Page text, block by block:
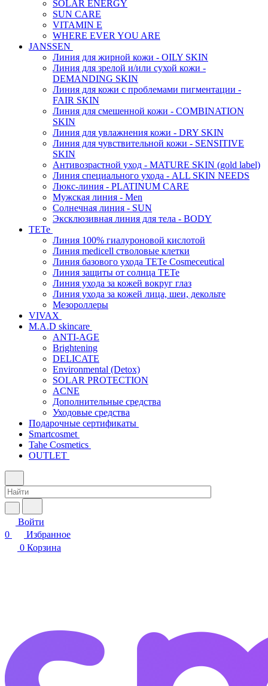
SOLAR ENERGY
SUN CARE
VITAMIN E
WHERE EVER YOU ARE
JANSSEN
Линия для жирной кожи - OILY SKIN
Линия для зрелой и/или сухой кожи -
DEMANDING SKIN
Линия для кожи с проблемами пигментации -
FAIR SKIN
Линия для смешенной кожи - COMBINATION
SKIN
Линия для увлажнения кожи - DRY SKIN
Линия для чувствительной кожи - SENSITIVE
SKIN
Антивозрастной уход - MATURE SKIN (gold label)
Линия специального ухода - ALL SKIN NEEDS
Люкс-линия - PLATINUM CARE
Мужская линия - Men
Солнечная линия - SUN
Эксклюзивная линия для тела - BODY
TETe
Линия 100% гиалуроновой кислотой
Линия medicell стволовые клетки
Линия базового ухода TETe Cosmeceutical
Линия защиты от солнца TETe
Линия ухода за кожей вокруг глаз
Линия ухода за кожей лица, шеи, декольте
Мезороллеры
VIVAX
M.A.D skincare
ANTI-AGE
Brightening
DELICATE
Environmental (Detox)
SOLAR PROTECTION
АCNE
Дополнительные средства
Уходовые средства
Подарочные сертификаты
Smartcosmet
Tahe Cosmetics
OUTLET
Войти
0
Избранное
0 Корзина